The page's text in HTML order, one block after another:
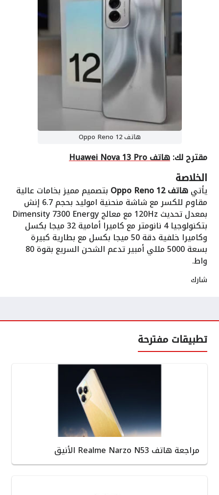
هاتف Oppo Reno 12
مقترح لك:هاتف Huawei Nova 13 Pro
الخلاصة
يأتيهاتف Oppo Reno 12 بتصميم مميز بخامات عالية
مقاوم للكسر مع شاشة منحنية اموليد بحجم 6.7 إنش
بمعدل تحديث 120Hz مع معالج Dimensity 7300 Energy
بتكنولوجيا 4 نانومتر مع كاميرا أمامية 32 ميجا بكسل
وكاميرا خلفية دقة 50 ميجا بكسل مع بطارية كبيرة
بسعة 5000 مللي أمبير تدعم الشحن السريع بقوة 80
واط.
شارك
تطبيقات مفترحة
مراجعة هاتف Realme Narzo N53 الأنيق